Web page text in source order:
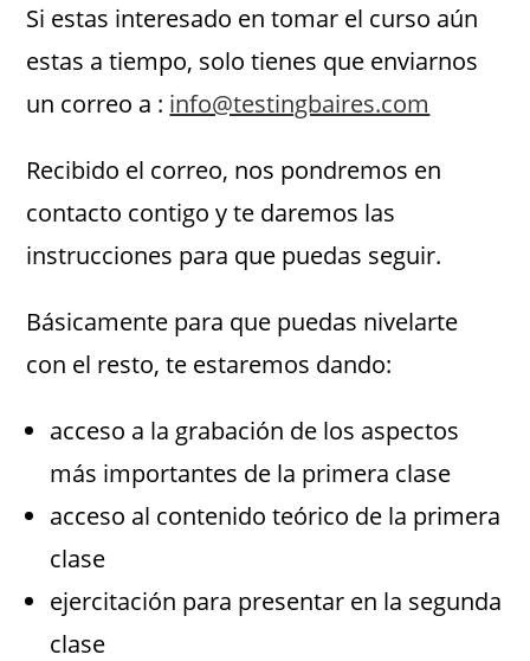
Si estas interesado en tomar el curso aún
estas a tiempo, solo tienes que enviarnos
un correo a : info@testingbaires.com
Recibido el correo, nos pondremos en
contacto contigo y te daremos las
instrucciones para que puedas seguir.
Básicamente para que puedas nivelarte
con el resto, te estaremos dando:
acceso a la grabación de los aspectos
más importantes de la primera clase
acceso al contenido teórico de la primera
clase
ejercitación para presentar en la segunda
clase